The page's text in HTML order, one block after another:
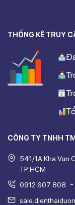
CÔNG TY TNHH
541/1A Kha Vạn
TP HCM
0912 607 808
-
THỐNG KÊ TRUY